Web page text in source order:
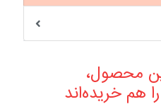
محصول،
هم خریده‌اند